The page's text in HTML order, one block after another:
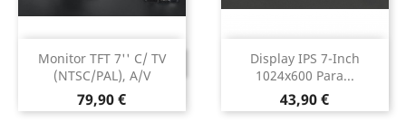
Monitor TFT 7'' C/ TV
(NTSC/PAL), A/V
Preço
79,90 €
DESCONTINUADO
Display IPS 7-Inch
1024x600 Para...
Preço
43,90 €